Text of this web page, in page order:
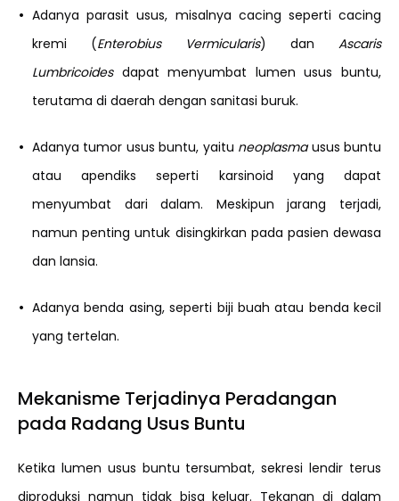
• Adanya parasit usus, misalnya cacing seperti cacing
kremi (Enterobius Vermicularis) dan Ascaris
Lumbricoidesdapat menyumbat lumen usus buntu,
terutama di daerah dengan sanitasi buruk.
• Adanya tumor usus buntu, yaitu neoplasmausus buntu
atau apendiks seperti karsinoid yang dapat
menyumbat dari dalam. Meskipun jarang terjadi,
namun penting untuk disingkirkan pada pasien dewasa
dan lansia.
• Adanya benda asing, seperti biji buah atau benda kecil
yang tertelan.
Mekanisme Terjadinya Peradangan
pada Radang Usus Buntu
Ketika lumen usus buntu tersumbat, sekresi lendir terus
diproduksi namun tidak bisa keluar. Tekanan di dalam